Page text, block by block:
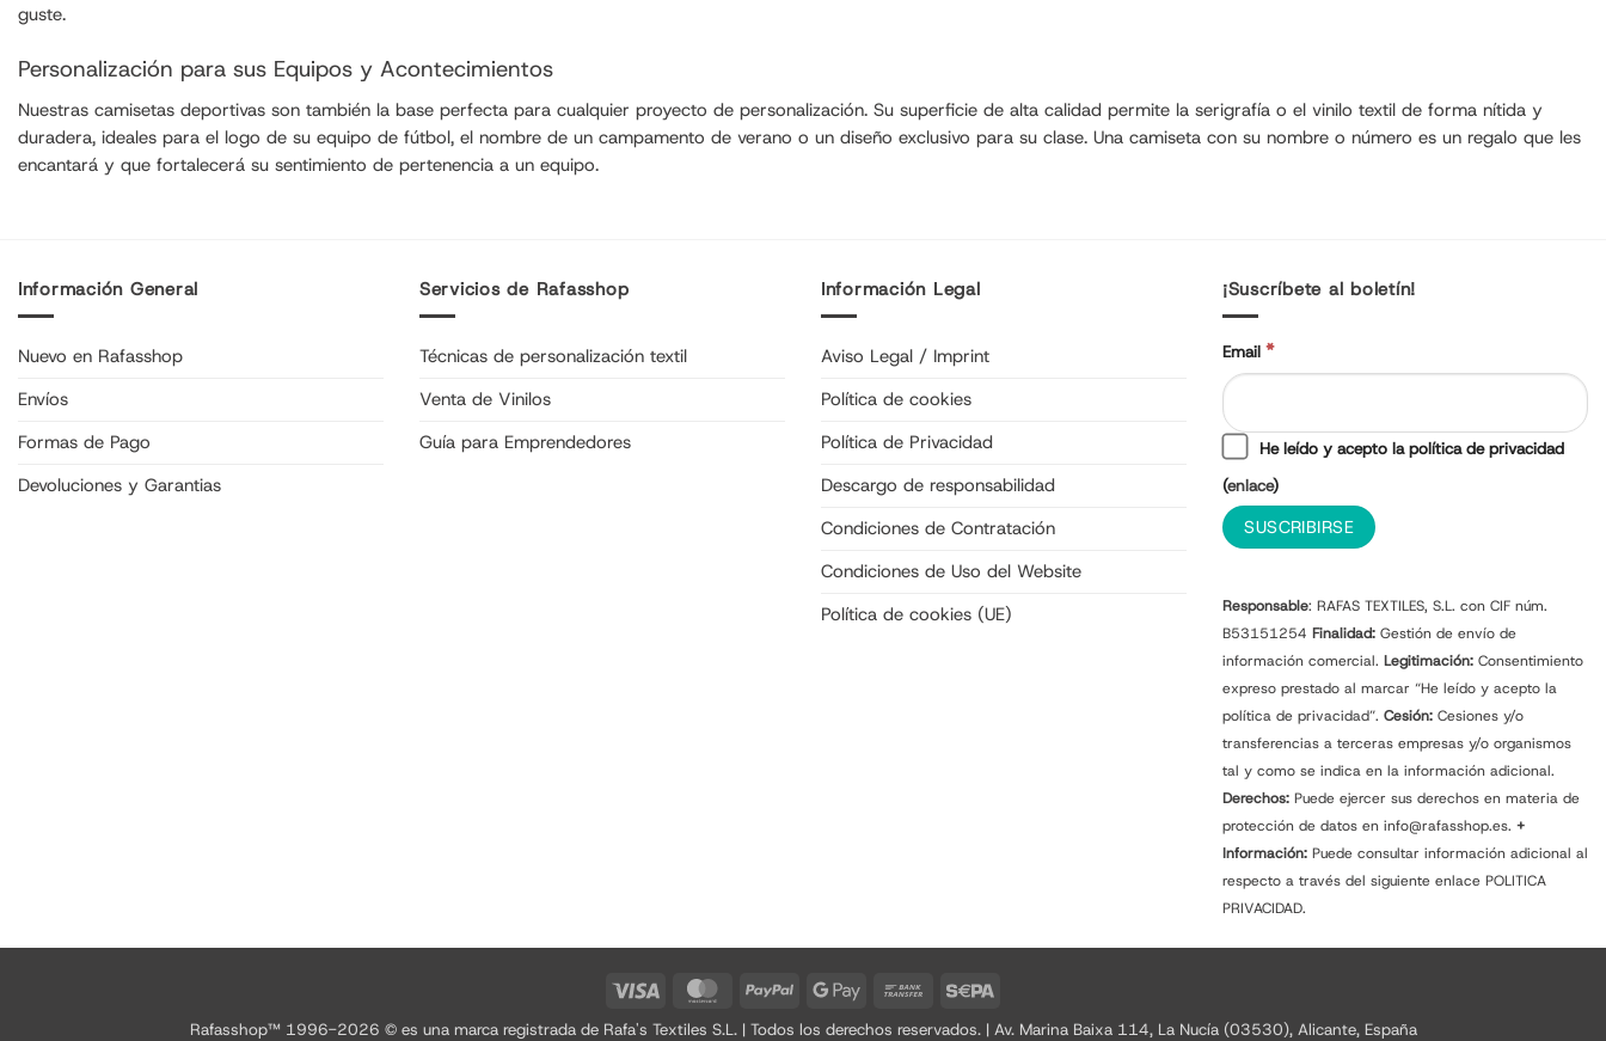
guste.
Personalización para sus Equipos y Acontecimientos
Nuestras camisetas deportivas son también la base perfecta para cualquier proyecto de personalización. Su superficie de alta calidad permite la serigrafía o el vinilo textil de forma nítida y
duradera, ideales para el logo de su equipo de fútbol, el nombre de un campamento de verano o un diseño exclusivo para su clase. Una camiseta con su nombre o número es un regalo que les
encantará y que fortalecerá su sentimiento de pertenencia a un equipo.
Información General
Nuevo en Rafasshop
Envíos
Formas de Pago
Devoluciones y Garantias
Servicios de Rafasshop
Técnicas de personalización textil
Venta de Vinilos
Guía para Emprendedores
Información Legal
Aviso Legal / Imprint
Política de cookies
Política de Privacidad
Descargo de responsabilidad
Condiciones de Contratación
Condiciones de Uso del Website
Política de cookies (UE)
¡Suscríbete al boletín!
Email *
He leído y acepto la política de privacidad
(enlace)
Responsable: RAFAS TEXTILES, S.L. con CIF núm.
B53151254 Finalidad: Gestión de envío de
información comercial. Legitimación: Consentimiento
expreso prestado al marcar “He leído y acepto la
política de privacidad”. Cesión: Cesiones y/o
transferencias a terceras empresas y/o organismos
tal y como se indica en la información adicional.
Derechos: Puede ejercer sus derechos en materia de
protección de datos en info@rafasshop.es. +
Información: Puede consultar información adicional al
respecto a través del siguiente enlace POLITICA
PRIVACIDAD.
Visa MasterCardPayPal
Google
Bank
Rafasshop™ 1996-2026 © es una marca registrada de Rafa's Textiles S.L. | Todos los derechos reservados. | Av. Marina Baixa 114, La Nucía (03530), Alicante, España